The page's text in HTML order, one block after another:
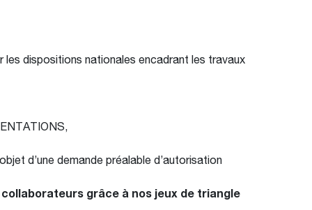
dispositions nationales encadrant les travaux
d’une demande préalable d’autorisation
grâce à nos jeux de triangle